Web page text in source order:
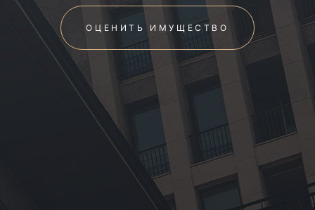
ОЦЕНИТЬ ИМУЩЕСТВО